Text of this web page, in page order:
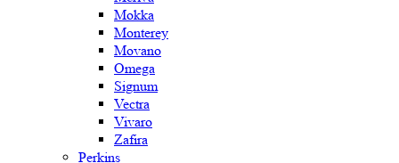
Mokka
Monterey
Movano
Omega
Signum
Vectra
Vivaro
Zafira
Perkins